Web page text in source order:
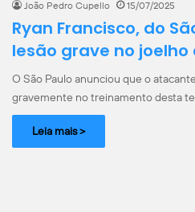
João Pedro Cupello 15/07/2025
Ryan Francisco, do
lesão grave no joelho
O São Paulo anunciou que o
gravemente no treinamento desta
Leia mais >